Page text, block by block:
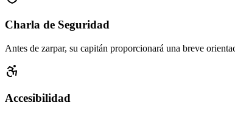
Charla de Seguridad
Antes de zarpar, su capitán proporcionará una breve
Accesibilidad